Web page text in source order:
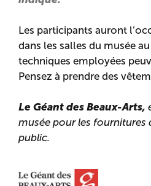
Les participants auront
dans les salles du musée
techniques employées
Pensez à prendre des
Le Géant des Beaux-Arts,
musée pour les fournitures
public.